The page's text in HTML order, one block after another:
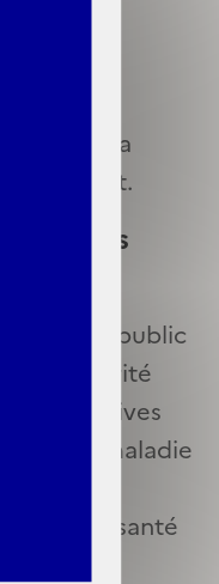
a la
de vos
d’intérêt public
la sécurité
relatives
maladie
santé